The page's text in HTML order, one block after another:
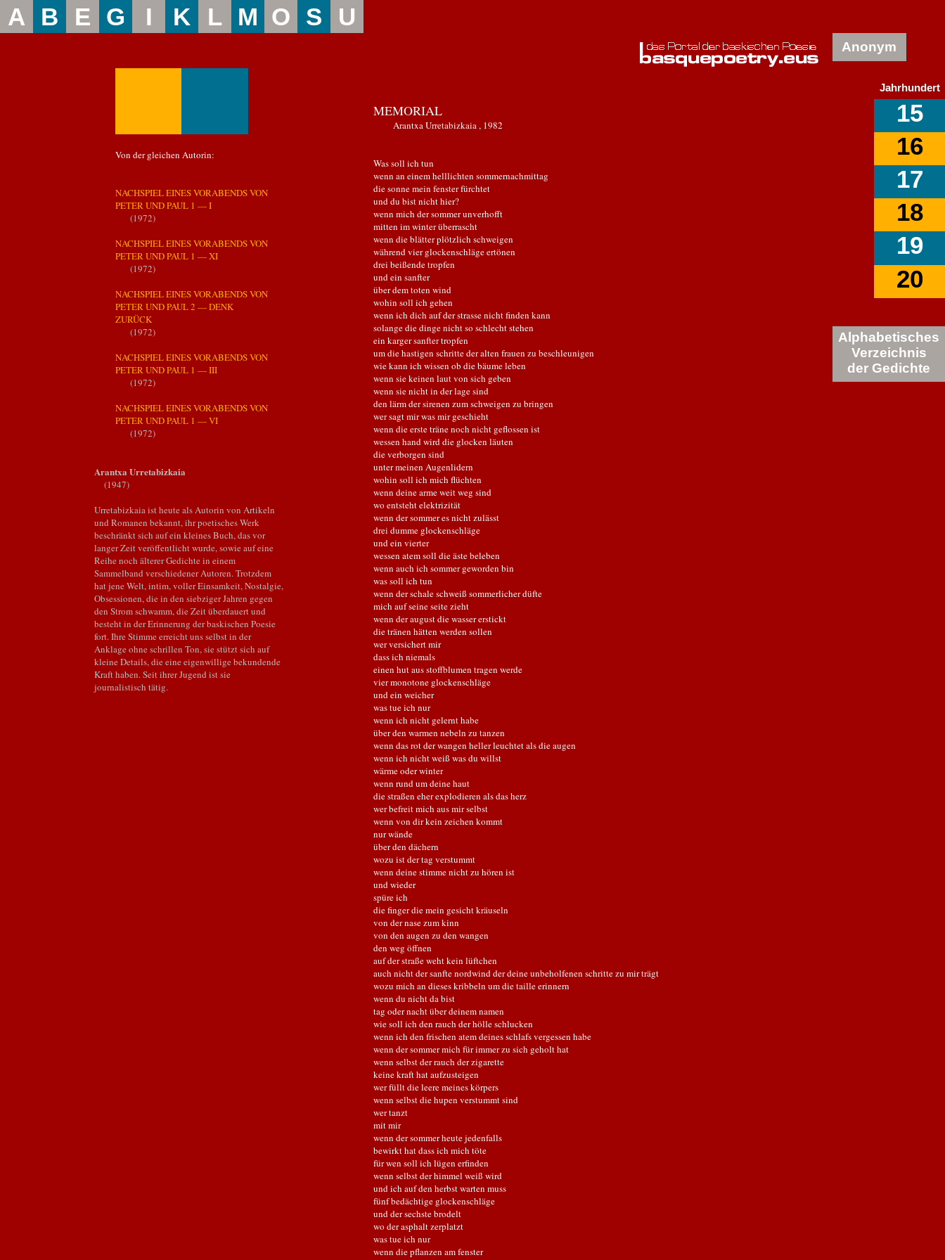
A B E G I K L M O S U
Von der gleichen Autorin:
NACHSPIEL EINES VORABENDS VON
PETER UND PAUL 1 — I
(1972)
NACHSPIEL EINES VORABENDS VON
PETER UND PAUL 1 — XI
(1972)
NACHSPIEL EINES VORABENDS VON
PETER UND PAUL 2 — DENK
ZURÜCK
(1972)
NACHSPIEL EINES VORABENDS VON
PETER UND PAUL 1 — III
(1972)
NACHSPIEL EINES VORABENDS VON
PETER UND PAUL 1 — VI
(1972)
Arantxa Urretabizkaia
(1947)
Urretabizkaia ist heute als Autorin von Artikeln
und Romanen bekannt, ihr poetisches Werk
beschränkt sich auf ein kleines Buch, das vor
langer Zeit veröffentlicht wurde, sowie auf eine
Reihe noch älterer Gedichte in einem
Sammelband verschiedener Autoren. Trotzdem
hat jene Welt, intim, voller Einsamkeit, Nostalgie,
Obsessionen, die in den siebziger Jahren gegen
den Strom schwamm, die Zeit überdauert und
besteht in der Erinnerung der baskischen Poesie
fort. Ihre Stimme erreicht uns selbst in der
Anklage ohne schrillen Ton, sie stützt sich auf
kleine Details, die eine eigenwillige bekundende
Kraft haben. Seit ihrer Jugend ist sie
journalistisch tätig.
MEMORIAL
Arantxa Urretabizkaia , 1982
Was soll ich tun
wenn an einem helllichten sommernachmittag
die sonne mein fenster fürchtet
und du bist nicht hier?
wenn mich der sommer unverhofft
mitten im winter überrascht
wenn die blätter plötzlich schweigen
während vier glockenschläge ertönen
drei beißende tropfen
und ein sanfter
über dem toten wind
wohin soll ich gehen
wenn ich dich auf der strasse nicht finden kann
solange die dinge nicht so schlecht stehen
ein karger sanfter tropfen
um die hastigen schritte der alten frauen zu beschleunigen
wie kann ich wissen ob die bäume leben
wenn sie keinen laut von sich geben
wenn sie nicht in der lage sind
den lärm der sirenen zum schweigen zu bringen
wer sagt mir was mir geschieht
wenn die erste träne noch nicht geflossen ist
wessen hand wird die glocken läuten
die verborgen sind
unter meinen Augenlidern
wohin soll ich mich flüchten
wenn deine arme weit weg sind
wo entsteht elektrizität
wenn der sommer es nicht zulässt
drei dumme glockenschläge
und ein vierter
wessen atem soll die äste beleben
wenn auch ich sommer geworden bin
was soll ich tun
wenn der schale schweiß sommerlicher düfte
mich auf seine seite zieht
wenn der august die wasser erstickt
die tränen hätten werden sollen
wer versichert mir
dass ich niemals
einen hut aus stoffblumen tragen werde
vier monotone glockenschläge
und ein weicher
was tue ich nur
wenn ich nicht gelernt habe
über den warmen nebeln zu tanzen
wenn das rot der wangen heller leuchtet als die augen
wenn ich nicht weiß was du willst
wärme oder winter
wenn rund um deine haut
die straßen eher explodieren als das herz
wer befreit mich aus mir selbst
wenn von dir kein zeichen kommt
nur wände
über den dächern
wozu ist der tag verstummt
wenn deine stimme nicht zu hören ist
und wieder
spüre ich
die finger die mein gesicht kräuseln
von der nase zum kinn
von den augen zu den wangen
den weg öffnen
auf der straße weht kein lüftchen
auch nicht der sanfte nordwind der deine unbeholfenen schritte zu mir trägt
wozu mich an dieses kribbeln um die taille erinnern
wenn du nicht da bist
tag oder nacht über deinem namen
wie soll ich den rauch der hölle schlucken
wenn ich den frischen atem deines schlafs vergessen habe
wenn der sommer mich für immer zu sich geholt hat
wenn selbst der rauch der zigarette
keine kraft hat aufzusteigen
wer füllt die leere meines körpers
wenn selbst die hupen verstummt sind
wer tanzt
mit mir
wenn der sommer heute jedenfalls
bewirkt hat dass ich mich töte
für wen soll ich lügen erfinden
wenn selbst der himmel weiß wird
und ich auf den herbst warten muss
fünf bedächtige glockenschläge
und der sechste brodelt
wo der asphalt zerplatzt
was tue ich nur
wenn die pflanzen am fenster
Anonym
Jahrhundert
15
16
17
18
19
20
Alphabetisches
Verzeichnis
der Gedichte